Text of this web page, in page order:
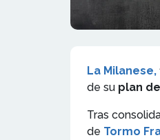
La Milanese,
de su plan
Tras
de Tormo